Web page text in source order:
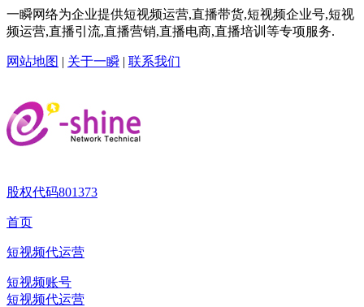
一瞬网络为企业提供短视频运营,直播带货,短视频企业号,短视
频运营,直播引流,直播营销,直播电商,直播培训等专项服务.
网站地图 | 关于一瞬 | 联系我们
股权代码801373
首页
短视频代运营
短视频账号
短视频代运营